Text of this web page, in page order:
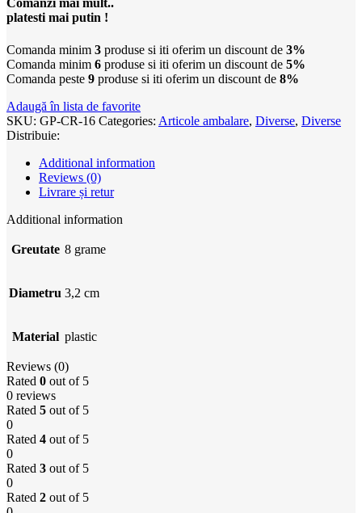
Comanzi mai mult..
platesti mai putin !
Comanda minim 3 produse si iti oferim un discount de 3%
Comanda minim 6 produse si iti oferim un discount de 5%
Comanda peste 9 produse si iti oferim un discount de 8%
Adaugă în lista de favorite
SKU: GP-CR-16 Categories: Articole ambalare, Diverse, Diverse
Distribuie:
Additional information
Reviews (0)
Livrare și retur
Additional information
Greutate 8 grame
Diametru 3,2 cm
Material plastic
Reviews (0)
Rated 0 out of 5
0 reviews
Rated 5 out of 5
0
Rated 4 out of 5
0
Rated 3 out of 5
0
Rated 2 out of 5